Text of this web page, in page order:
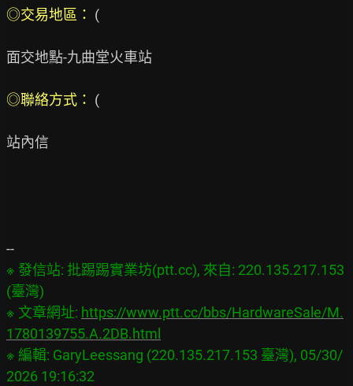
◎交易地區： (
面交地點-九曲堂火車站
◎聯絡方式： (
站內信
※ 發信站: 批踢踢實業坊(ptt.cc), 來自: 220.135.217.153
(臺灣)
※ 文章網址: https://www.ptt.cc/bbs/HardwareSale/M.
1780139755.A.2DB.html
※ 編輯: GaryLeessang (220.135.217.153 臺灣), 05/30/
2026 19:16:32